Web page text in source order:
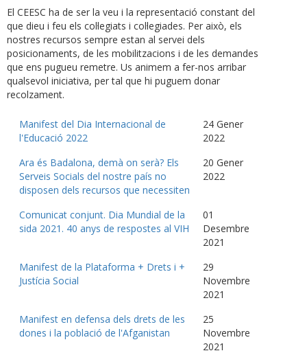
El CEESC ha de ser la veu i la representació constant del
que dieu i feu els col·legiats i col·legiades. Per això, els
nostres recursos sempre estan al servei dels
posicionaments, de les mobilitzacions i de les demandes
que ens pugueu remetre. Us animem a fer-nos arribar
qualsevol iniciativa, per tal que hi puguem donar
recolzament.
Manifest del Dia Internacional de
l'Educació 2022
24 Gener
2022
Ara és Badalona, demà on serà? Els
Serveis Socials del nostre país no
disposen dels recursos que necessiten
20 Gener
2022
Comunicat conjunt. Dia Mundial de la
sida 2021. 40 anys de respostes al VIH
01
Desembre
2021
Manifest de la Plataforma + Drets i +
Justícia Social
29
Novembre
2021
Manifest en defensa dels drets de les
dones i la població de l'Afganistan
25
Novembre
2021